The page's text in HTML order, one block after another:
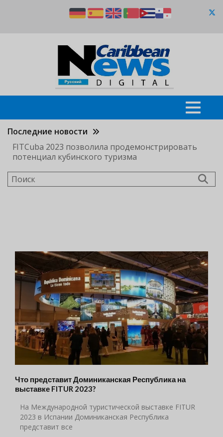
Последние новости
FITCuba 2023 позволила продемонстрировать
потенциал кубинского туризма
Поиск
Что представит Доминиканская Республика на
выставке FITUR 2023?
На Международной туристической выставке FITUR
2023 в Испании Доминиканская Республика
представит все